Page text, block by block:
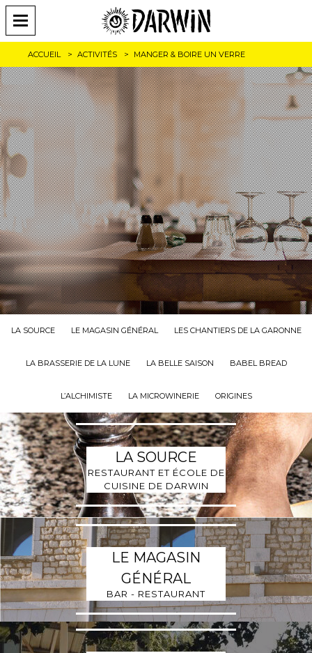
ACCUEIL ACTIVITÉS MANGER & BOIRE UN VERRE
LA SOURCE LE MAGASIN GÉNÉRAL LES CHANTIERS DE LA GARONNE
LA BRASSERIE DE LA LUNE LA BELLE SAISON BABEL BREAD
L’ALCHIMISTE LA MICROWINERIE ORIGINES
LA SOURCE
RESTAURANT ET ÉCOLE DE
CUISINE DE DARWIN
LE MAGASIN
GÉNÉRAL
BAR - RESTAURANT